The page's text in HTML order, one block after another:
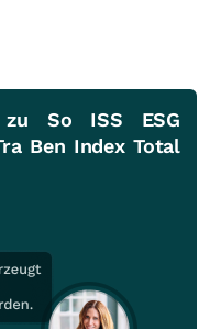
zu So ISS ESG
Ben Index Total